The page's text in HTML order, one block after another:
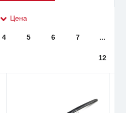
Цена
4 5 6 7 ...
12